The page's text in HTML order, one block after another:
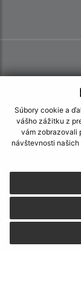
Súbory cookie a
vášho zážitku z
vám zobrazovali
návštevnosti